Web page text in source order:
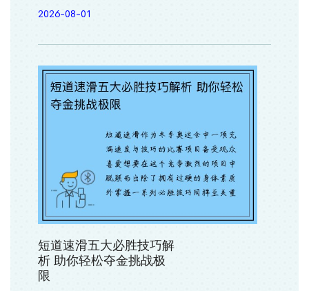
2026-08-01
短道速滑五大必胜技巧解
析 助你轻松夺金挑战极
限